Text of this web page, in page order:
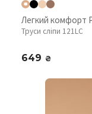
Легкий комфорт
Труси сліпи 121LC
649 ₴